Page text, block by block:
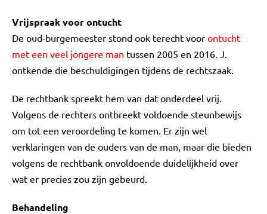
Vrijspraak voor ontucht
De oud-burgemeester stond ook terecht voor ontucht
met een veel jongere man tussen 2005 en 2016. J.
ontkende die beschuldigingen tijdens de rechtszaak.
De rechtbank spreekt hem van dat onderdeel vrij.
Volgens de rechters ontbreekt voldoende steunbewijs
om tot een veroordeling te komen. Er zijn wel
verklaringen van de ouders van de man, maar die bieden
volgens de rechtbank onvoldoende duidelijkheid over
wat er precies zou zijn gebeurd.
Behandeling